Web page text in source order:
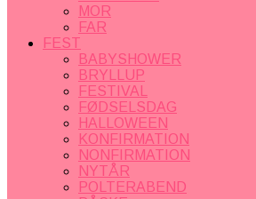
MOR
FAR
FEST
BABYSHOWER
BRYLLUP
FESTIVAL
FØDSELSDAG
HALLOWEEN
KONFIRMATION
NONFIRMATION
NYTÅR
POLTERABEND